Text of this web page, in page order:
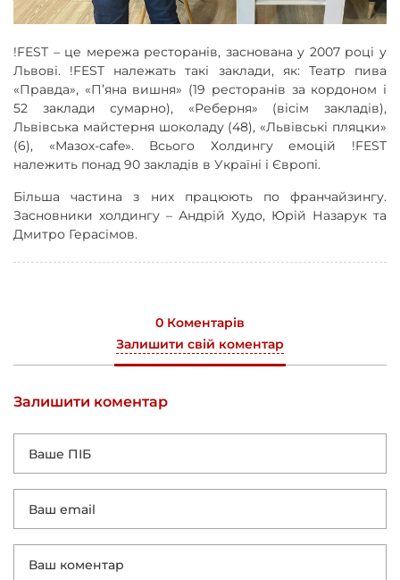
!FEST – це мережа ресторанів, заснована у 2007 році у
Львові. !FEST належать такі заклади, як: Театр пива
«Правда», «П’яна вишня» (19 ресторанів за кордоном і
52 заклади сумарно), «Реберня» (вісім закладів),
Львівська майстерня шоколаду (48), «Львівські пляцки»
(6), «Мазох-cafe». Всього Холдингу емоцій !FEST
належить понад 90 закладів в Україні і Європі.
Більша частина з них працюють по франчайзингу.
Засновники холдингу – Андрій Худо, Юрій Назарук та
Дмитро Герасімов.
0 Коментарів
Залишити свій коментар
Залишити коментар